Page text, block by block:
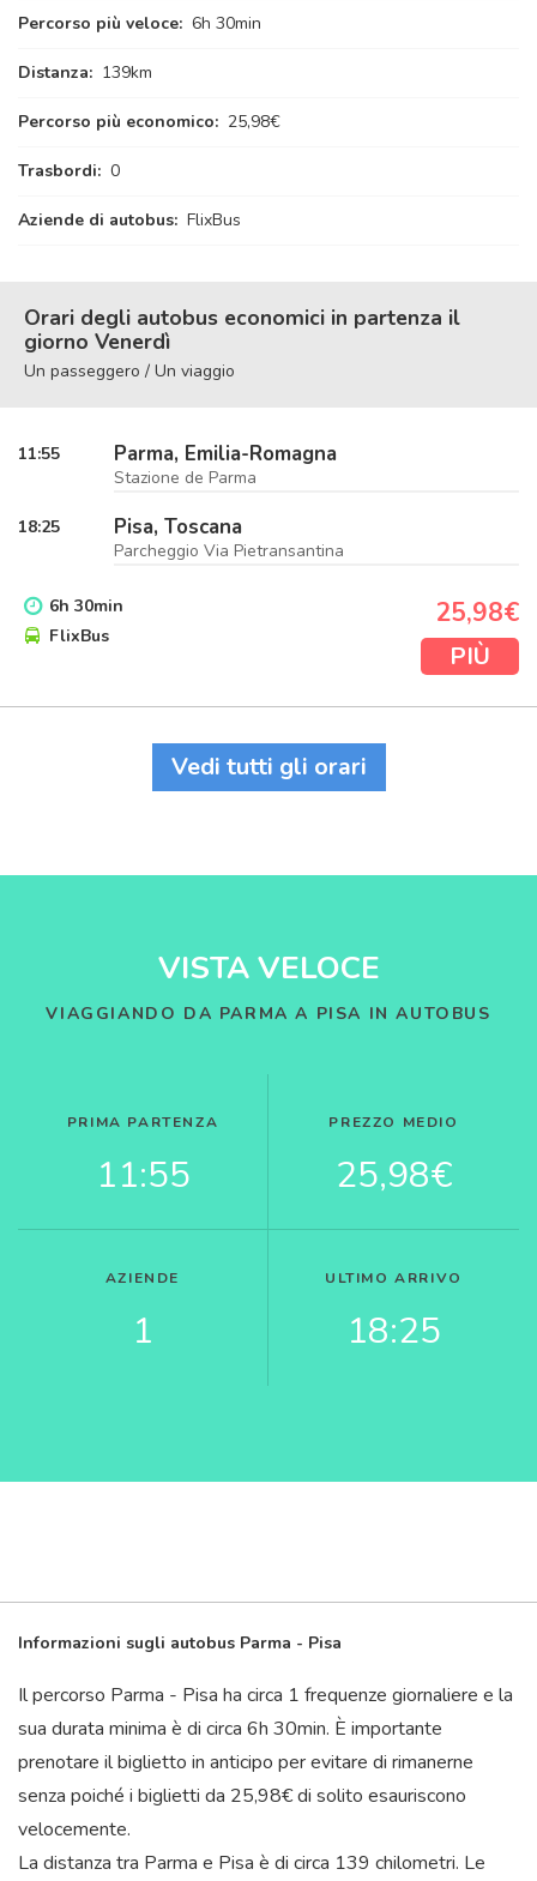
Percorso più veloce: 6h 30min
Distanza: 139km
Percorso più economico: 25,98€
Trasbordi: 0
Aziende di autobus: FlixBus
Orari degli autobus economici in partenza il
giorno Venerdì
Un passeggero / Un viaggio
11:55 Parma, Emilia-Romagna
Stazione de Parma
18:25 Pisa, Toscana
Parcheggio Via Pietransantina
6h 30min
FlixBus
25,98€
PIÙ
Vedi tutti gli orari
VISTA VELOCE
VIAGGIANDO DA PARMA A PISA IN AUTOBUS
PRIMA PARTENZA
11:55
PREZZO MEDIO
25,98€
AZIENDE
1
ULTIMO ARRIVO
18:25
Informazioni sugli autobus Parma - Pisa
Il percorso Parma - Pisa ha circa 1 frequenze giornaliere e la
sua durata minima è di circa 6h 30min. È importante
prenotare il biglietto in anticipo per evitare di rimanerne
senza poiché i biglietti da 25,98€ di solito esauriscono
velocemente.
La distanza tra Parma e Pisa è di circa 139 chilometri. Le